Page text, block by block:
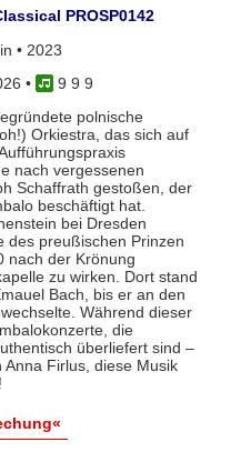
PROSP0142
• 2023
•
9 9 9
polnische
Orkiestra, das sich auf
nach vergessenen
Schaffrath gestoßen, der
beschäftigt hat.
bei Dresden
des preußischen Prinzen
nach der Krönung
zu wirken. Dort stand
Bach, bis er an den
Während dieser
die
überliefert sind –
Firlus, diese Musik